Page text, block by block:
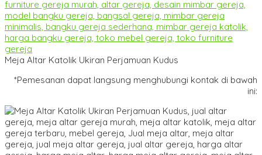
Meja Altar Katolik Ukiran Perjamuan Kudus
*Pemesanan dapat langsung menghubungi kontak di bawah
ini: